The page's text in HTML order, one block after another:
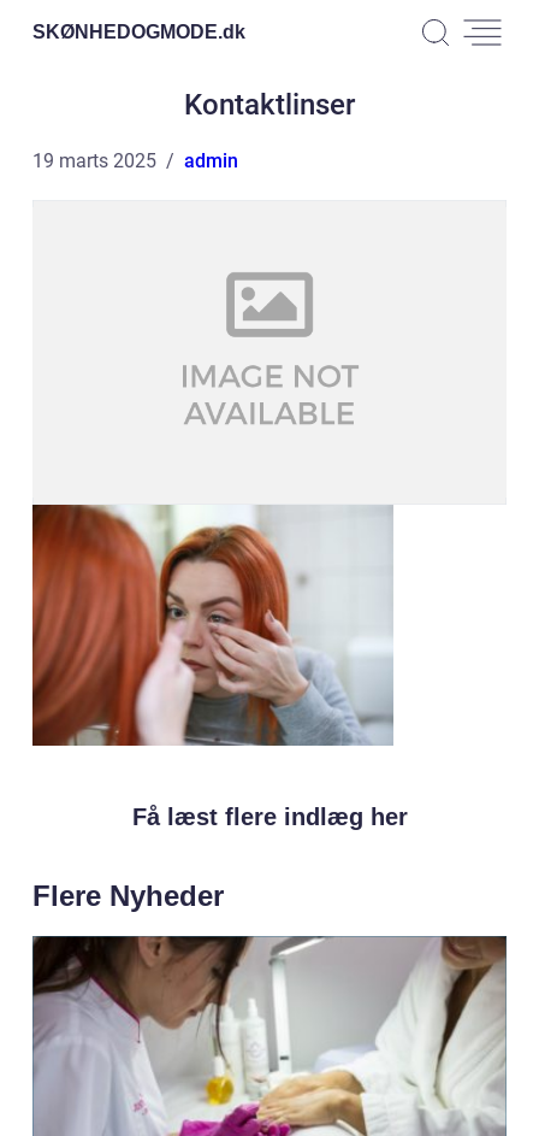
SKØNHEDOGMODE.dk
Kontaktlinser
19 marts 2025 admin
Få læst flere indlæg her
Flere Nyheder